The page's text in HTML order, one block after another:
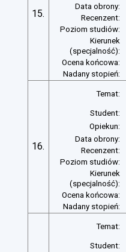
15.
Data obrony:
Recenzent:
Poziom studiów:
Kierunek
(specjalność):
Ocena końcowa:
Nadany stopień:
16.
Temat:
Student:
Opiekun:
Data obrony:
Recenzent:
Poziom studiów:
Kierunek
(specjalność):
Ocena końcowa:
Nadany stopień:
Temat:
Student: